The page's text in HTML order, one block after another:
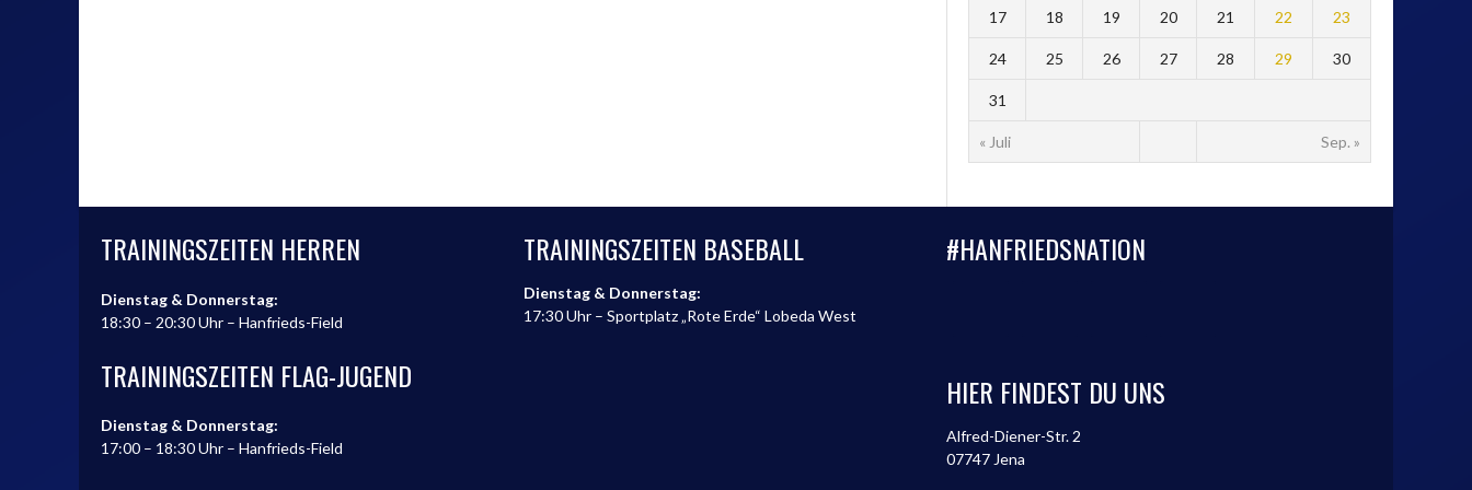
« Juli Sep. »
17 18 19 20 21 22 23
24 25 26 27 28 29 30
31
TRAININGSZEITEN HERREN
Dienstag & Donnerstag:
18:30 – 20:30 Uhr – Hanfrieds-Field
TRAININGSZEITEN FLAG-JUGEND
Dienstag & Donnerstag:
17:00 – 18:30 Uhr – Hanfrieds-Field
TRAININGSZEITEN BASEBALL
Dienstag & Donnerstag:
17:30 Uhr – Sportplatz „Rote Erde“ Lobeda West
#HANFRIEDSNATION
HIER FINDEST DU UNS
Alfred-Diener-Str. 2
07747 Jena